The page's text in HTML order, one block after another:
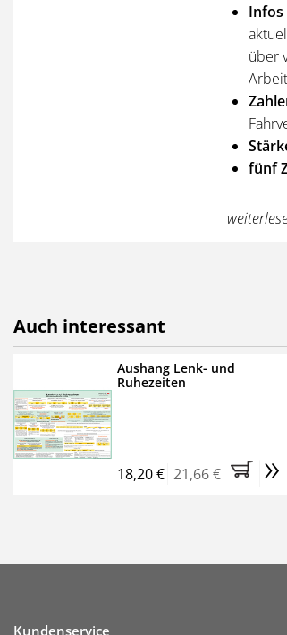
über
fünf
Sie
Auch interessant
Aushang Lenk- und
Ruhezeiten
18,20 € 21,66 € »
Kundenservice